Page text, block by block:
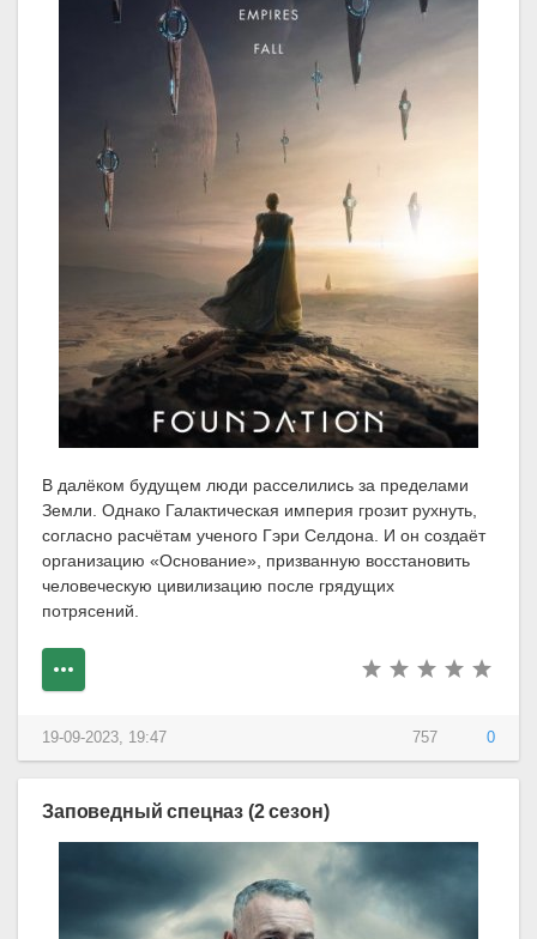
В далёком будущем люди расселились за пределами
Земли. Однако Галактическая империя грозит рухнуть,
согласно расчётам ученого Гэри Селдона. И он создаёт
организацию «Основание», призванную восстановить
человеческую цивилизацию после грядущих
потрясений.
757 0
19-09-2023, 19:47
Заповедный спецназ (2 сезон)